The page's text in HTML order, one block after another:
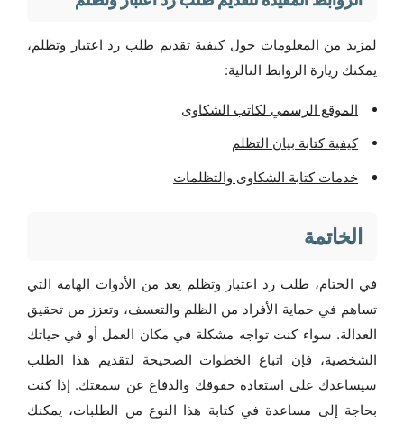
لمزيد من المعلومات حول كيفية تقديم طلب رد اعتبار وتظلم،
يمكنك زيارة الروابط التالية:
الموقع الرسمي لكاتب الشكاوى
كيفية كتابة بيان التظلم
خدمات كتابة الشكاوى والتظلمات
الخاتمة
في الختام، طلب رد اعتبار وتظلم يعد من الأدوات الهامة التي
تساهم في حماية الأفراد من الظلم والتعسف، وتعزز من تحقيق
العدالة. سواء كنت تواجه مشكلة في مكان العمل أو في حياتك
الشخصية، فإن اتباع الخطوات الصحيحة لتقديم هذا الطلب
سيساعدك على استعادة حقوقك والدفاع عن سمعتك. إذا كنت
بحاجة إلى مساعدة في كتابة هذا النوع من الطلبات، يمكنك